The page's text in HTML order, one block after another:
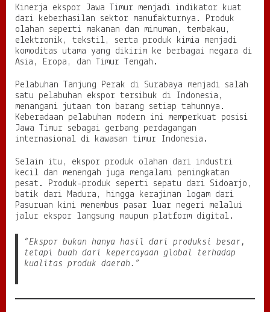
Kinerja ekspor Jawa Timur menjadi indikator kuat
dari keberhasilan sektor manufakturnya. Produk
olahan seperti makanan dan minuman, tembakau,
elektronik, tekstil, serta produk kimia menjadi
komoditas utama yang dikirim ke berbagai negara di
Asia, Eropa, dan Timur Tengah.
Pelabuhan Tanjung Perak di Surabaya menjadi salah
satu pelabuhan ekspor tersibuk di Indonesia,
menangani jutaan ton barang setiap tahunnya.
Keberadaan pelabuhan modern ini memperkuat posisi
Jawa Timur sebagai gerbang perdagangan
internasional di kawasan timur Indonesia.
Selain itu, ekspor produk olahan dari industri
kecil dan menengah juga mengalami peningkatan
pesat. Produk-produk seperti sepatu dari Sidoarjo,
batik dari Madura, hingga kerajinan logam dari
Pasuruan kini menembus pasar luar negeri melalui
jalur ekspor langsung maupun platform digital.
“Ekspor bukan hanya hasil dari produksi besar,
tetapi buah dari kepercayaan global terhadap
kualitas produk daerah.”